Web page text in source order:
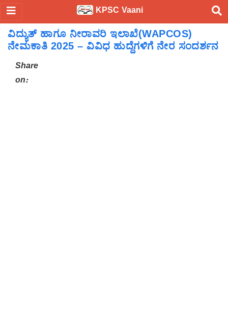
KPSC Vaani
ವಿದ್ಯುತ್ ಹಾಗೂ ನೀರಾವರಿ ಇಲಾಖೆ(WAPCOS)
ನೇಮಕಾತಿ 2025 – ವಿವಿಧ ಹುದ್ದೆಗಳಿಗೆ ನೇರ ಸಂದರ್ಶನ
Share
on: